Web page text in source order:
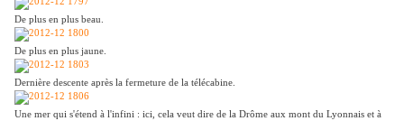
De plus en plus beau.
De plus en plus jaune.
Dernière descente après la fermeture de la télécabine.
Une mer qui s'étend à l'infini : ici, cela veut dire de la Drôme aux mont du Lyonnais et à